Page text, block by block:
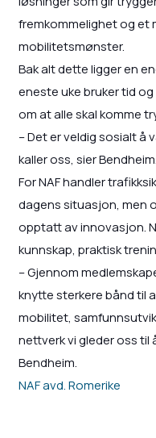
fremkommelighet og et
mobilitetsmønster.
Bak alt dette ligger en
eneste uke bruker tid
om at alle skal komme
– Det er veldig sosialt å
kaller oss, sier Bendheim.
For NAF handler
dagens situasjon, men
opptatt av innovasjon.
kunnskap, praktisk
– Gjennom
knytte sterkere bånd til
mobilitet,
nettverk vi gleder oss til
Bendheim.
NAF avd. Romerike